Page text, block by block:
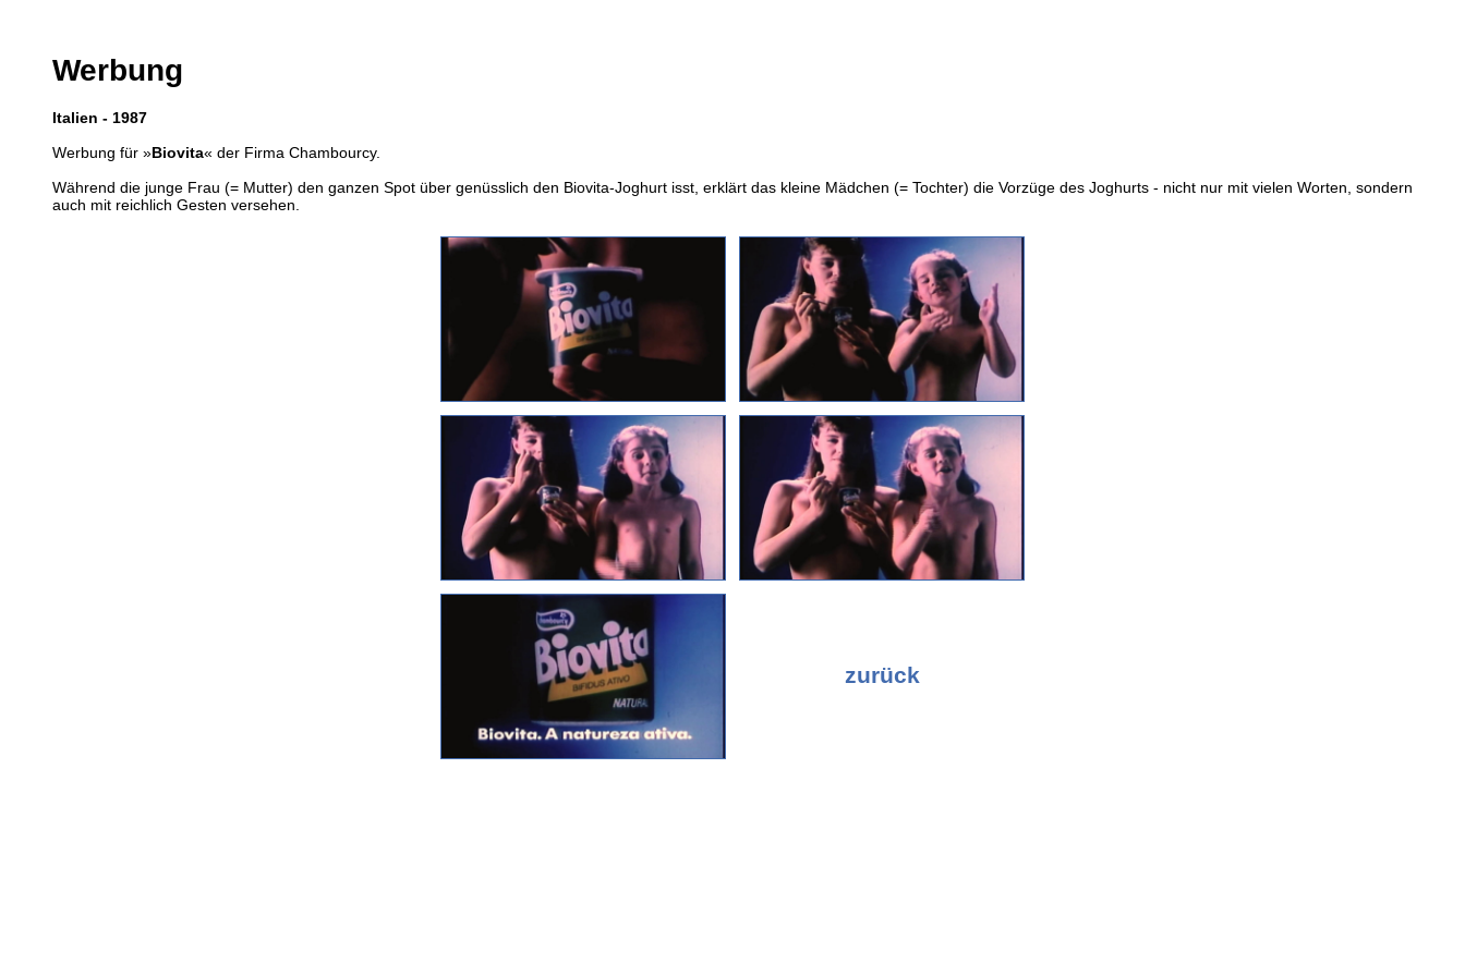
Werbung
Italien - 1987
Werbung für »Biovita« der Firma Chambourcy.
Während die junge Frau (= Mutter) den ganzen Spot über genüsslich den Biovita-Joghurt isst, erklärt das kleine Mädchen (= Tochter) die Vorzüge des Joghurts - nicht nur mit vielen Worten, sondern
auch mit reichlich Gesten versehen.
zurück